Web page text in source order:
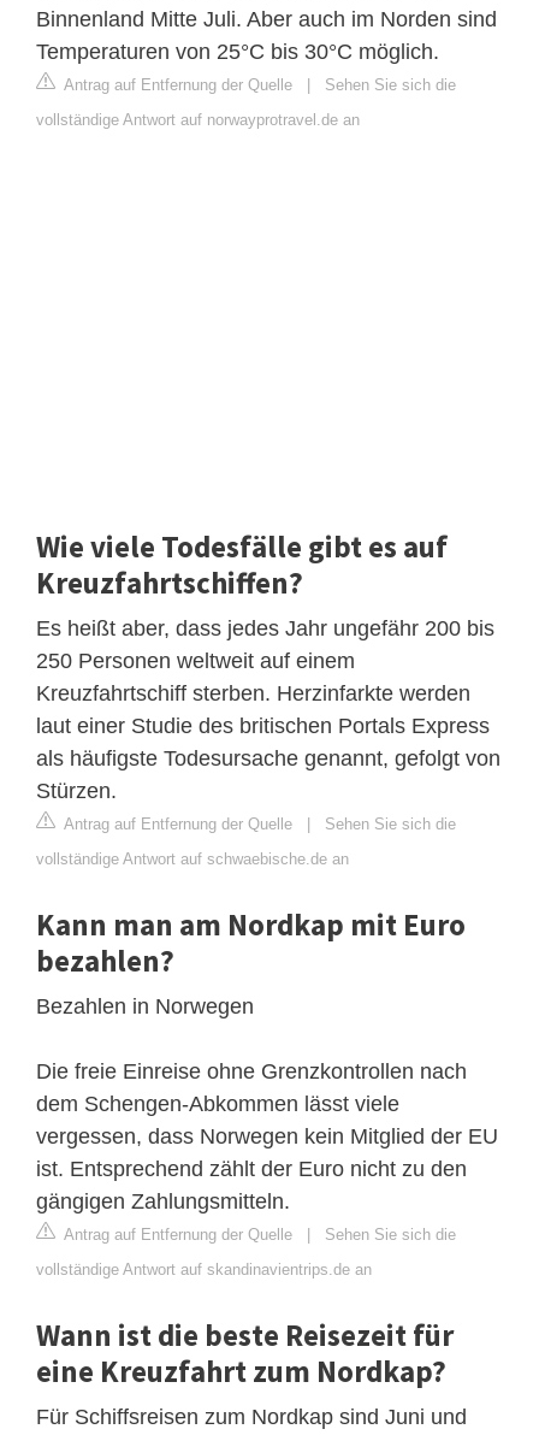
Binnenland Mitte Juli. Aber auch im Norden sind
Temperaturen von 25°C bis 30°C möglich.
Antrag auf Entfernung der Quelle | Sehen Sie sich die
vollständige Antwort auf norwayprotravel.de an
Wie viele Todesfälle gibt es auf
Kreuzfahrtschiffen?
Es heißt aber, dass jedes Jahr ungefähr 200 bis
250 Personen weltweit auf einem
Kreuzfahrtschiff sterben. Herzinfarkte werden
laut einer Studie des britischen Portals Express
als häufigste Todesursache genannt, gefolgt von
Stürzen.
Antrag auf Entfernung der Quelle | Sehen Sie sich die
vollständige Antwort auf schwaebische.de an
Kann man am Nordkap mit Euro
bezahlen?
Bezahlen in Norwegen
Die freie Einreise ohne Grenzkontrollen nach
dem Schengen-Abkommen lässt viele
vergessen, dass Norwegen kein Mitglied der EU
ist. Entsprechend zählt der Euro nicht zu den
gängigen Zahlungsmitteln.
Antrag auf Entfernung der Quelle | Sehen Sie sich die
vollständige Antwort auf skandinavientrips.de an
Wann ist die beste Reisezeit für
eine Kreuzfahrt zum Nordkap?
Für Schiffsreisen zum Nordkap sind Juni und